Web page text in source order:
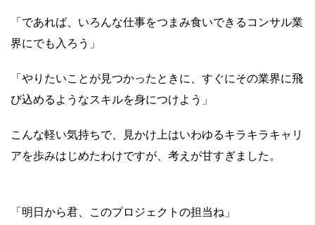
「であれば、いろんな仕事をつまみ食いできるコンサル業
界にでも入ろう」
「やりたいことが見つかったときに、すぐにその業界に飛
び込めるようなスキルを身につけよう」
こんな軽い気持ちで、見かけ上はいわゆるキラキラキャリ
アを歩みはじめたわけですが、考えが甘すぎました。
「明日から君、このプロジェクトの担当ね」